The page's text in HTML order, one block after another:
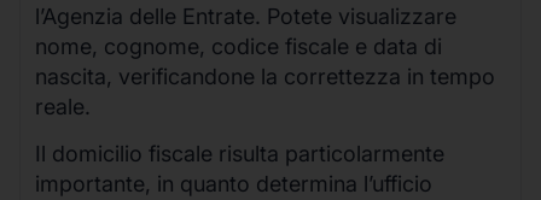
l’Agenzia delle Entrate. Potete visualizzare
nome, cognome, codice fiscale e data di
nascita, verificandone la correttezza in tempo
reale.
Il domicilio fiscale risulta particolarmente
importante, in quanto determina l’ufficio